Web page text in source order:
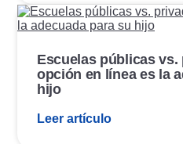
u
b
l
E
n
Escuelas públicas vs.
opción en línea es la
hijo
Leer artículo